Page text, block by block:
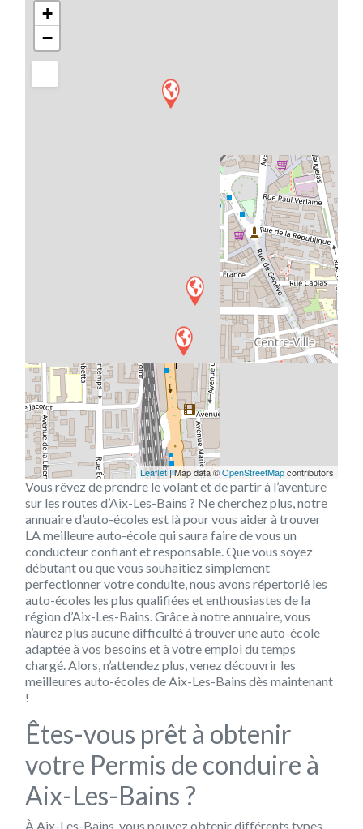
+
−
Leaflet| Map data ©OpenStreetMapcontributors
Vous rêvez de prendre le volant et de partir à l’aventure
sur les routes d’Aix-Les-Bains ? Ne cherchez plus, notre
annuaire d’auto-écoles est là pour vous aider à trouver
LA meilleure auto-école qui saura faire de vous un
conducteur confiant et responsable. Que vous soyez
débutant ou que vous souhaitiez simplement
perfectionner votre conduite, nous avons répertorié les
auto-écoles les plus qualifiées et enthousiastes de la
région d’Aix-Les-Bains. Grâce à notre annuaire, vous
n’aurez plus aucune difficulté à trouver une auto-école
adaptée à vos besoins et à votre emploi du temps
chargé. Alors, n’attendez plus, venez découvrir les
meilleures auto-écoles de Aix-Les-Bains dès maintenant
!
Êtes-vous prêt à obtenir
votre Permis de conduire à
Aix-Les-Bains ?
À Aix-Les-Bains, vous pouvez obtenir différents types